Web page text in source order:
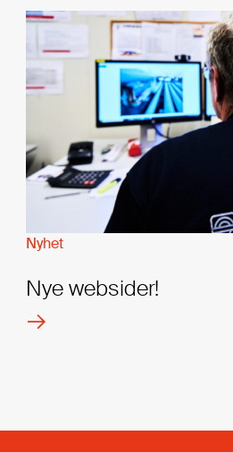
Nyhet
Nye websider!